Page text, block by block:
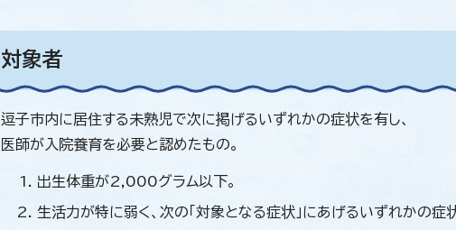
対象者
逗子市内に居住する未熟児で次に掲げるいずれかの症状を有し、
医師が入院養育を必要と認めたもの。
出生体重が2,000グラム以下。
生活力が特に弱く、次の「対象となる症状」にあげるいずれかの症